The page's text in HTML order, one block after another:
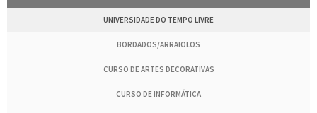
UNIVERSIDADE DO TEMPO LIVRE
BORDADOS/ARRAIOLOS
CURSO DE ARTES DECORATIVAS
CURSO DE INFORMÁTICA